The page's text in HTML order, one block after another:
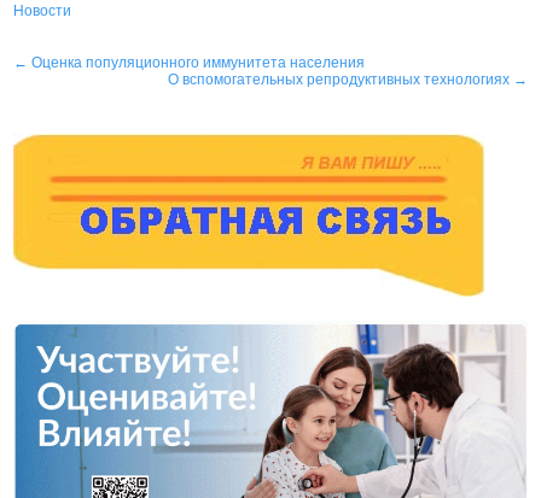
Новости
Навигация
записям
← Оценка популяционного иммунитета населения
О вспомогательных репродуктивных технологиях →